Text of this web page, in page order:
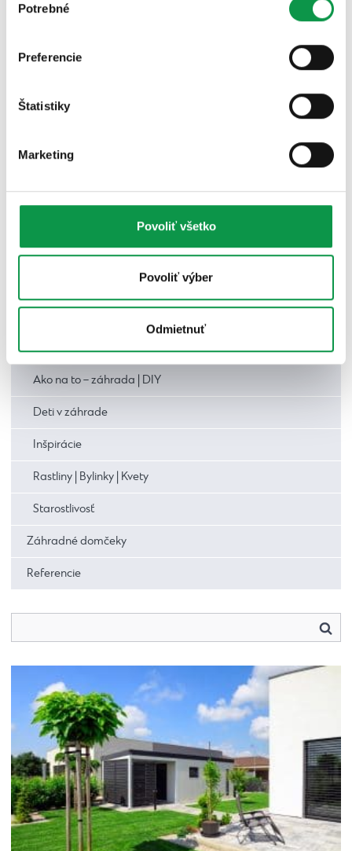
súhlasu
Potrebné
Preferencie
Štatistiky
Marketing
Povoliť všetko
Povoliť výber
Odmietnuť
Údržba a starostlivosť
Firemné akcie
TOP realizácie: inšpirácie od zákazníkov
Záhrada
Ako na to – záhrada | DIY
Deti v záhrade
Inšpirácie
Rastliny | Bylinky | Kvety
Starostlivosť
Záhradné domčeky
Referencie